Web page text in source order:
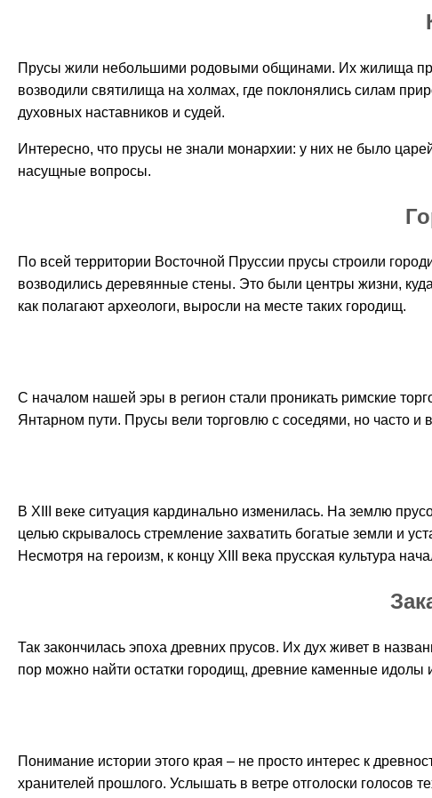
Прусы жили небольшими родовыми общинами. Их жилища
возводили святилища на холмах, где поклонялись силам
духовных наставников и судей.
Интересно, что прусы не знали монархии: у них не было
насущные вопросы.
По всей территории Восточной Пруссии прусы строили
возводились деревянные стены. Это были центры жизни,
как полагают археологи, выросли на месте таких городищ.
С началом нашей эры в регион стали проникать римские
Янтарном пути. Прусы вели торговлю с соседями, но часто
В XIII веке ситуация кардинально изменилась. На землю
целью скрывалось стремление захватить богатые земли и
Несмотря на героизм, к концу XIII века прусская культура
Так закончилась эпоха древних прусов. Их дух живет в
пор можно найти остатки городищ, древние каменные идолы
Понимание истории этого края – не просто интерес к
хранителей прошлого. Услышать в ветре отголоски голосов